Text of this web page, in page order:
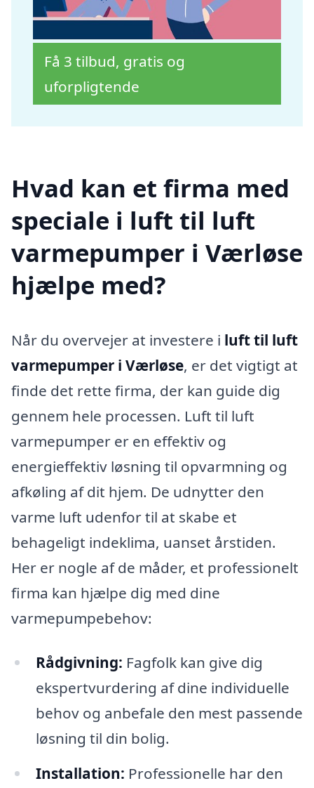
Få 3 tilbud, gratis og
uforpligtende
Hvad kan et firma med
speciale i luft til luft
varmepumper i Værløse
hjælpe med?
Når du overvejer at investere i luft til luft
varmepumper i Værløse, er det vigtigt at
finde det rette firma, der kan guide dig
gennem hele processen. Luft til luft
varmepumper er en effektiv og
energieffektiv løsning til opvarmning og
afkøling af dit hjem. De udnytter den
varme luft udenfor til at skabe et
behageligt indeklima, uanset årstiden.
Her er nogle af de måder, et professionelt
firma kan hjælpe dig med dine
varmepumpebehov:
Rådgivning: Fagfolk kan give dig
ekspertvurdering af dine individuelle
behov og anbefale den mest passende
løsning til din bolig.
Installation: Professionelle har den